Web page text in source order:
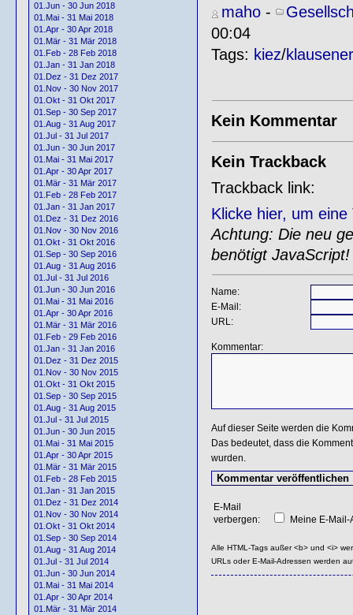
01.Jun - 30 Jun 2018
01.Mai - 31 Mai 2018
01.Apr - 30 Apr 2018
01.Mär - 31 Mär 2018
01.Feb - 28 Feb 2018
01.Jan - 31 Jan 2018
01.Dez - 31 Dez 2017
01.Nov - 30 Nov 2017
01.Okt - 31 Okt 2017
01.Sep - 30 Sep 2017
01.Aug - 31 Aug 2017
01.Jul - 31 Jul 2017
01.Jun - 30 Jun 2017
01.Mai - 31 Mai 2017
01.Apr - 30 Apr 2017
01.Mär - 31 Mär 2017
01.Feb - 28 Feb 2017
01.Jan - 31 Jan 2017
01.Dez - 31 Dez 2016
01.Nov - 30 Nov 2016
01.Okt - 31 Okt 2016
01.Sep - 30 Sep 2016
01.Aug - 31 Aug 2016
01.Jul - 31 Jul 2016
01.Jun - 30 Jun 2016
01.Mai - 31 Mai 2016
01.Apr - 30 Apr 2016
01.Mär - 31 Mär 2016
01.Feb - 29 Feb 2016
01.Jan - 31 Jan 2016
01.Dez - 31 Dez 2015
01.Nov - 30 Nov 2015
01.Okt - 31 Okt 2015
01.Sep - 30 Sep 2015
01.Aug - 31 Aug 2015
01.Jul - 31 Jul 2015
01.Jun - 30 Jun 2015
01.Mai - 31 Mai 2015
01.Apr - 30 Apr 2015
01.Mär - 31 Mär 2015
01.Feb - 28 Feb 2015
01.Jan - 31 Jan 2015
01.Dez - 31 Dez 2014
01.Nov - 30 Nov 2014
01.Okt - 31 Okt 2014
01.Sep - 30 Sep 2014
01.Aug - 31 Aug 2014
01.Jul - 31 Jul 2014
01.Jun - 30 Jun 2014
01.Mai - 31 Mai 2014
01.Apr - 30 Apr 2014
01.Mär - 31 Mär 2014
maho-
00:04
Tags: kiez/
Kein Kommentar
Kein Trackback
Trackback link:
Klicke hier, um
Achtung: Die neu
benötigt JavaScript!
Name:
E-Mail:
URL:
Kommentar:
Auf dieser Seite werden die
Das bedeutet, dass die
wurden.
E-Mail
verbergen:
Meine E-
Alle HTML-Tags außer <b> und <i>
URLs oder E-Mail-Adressen werden